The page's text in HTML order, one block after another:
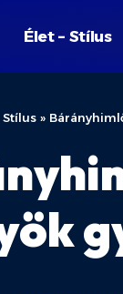
Élet – Stílus
Stílus »